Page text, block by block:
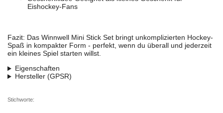
Eishockey-Fans
Fazit: Das Winnwell Mini Stick Set bringt unkomplizierten Hockey-
Spaß in kompakter Form - perfekt, wenn du überall und jederzeit
ein kleines Spiel starten willst.
Eigenschaften
Hersteller (GPSR)
Stichworte: